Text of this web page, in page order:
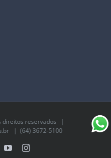
reservados |
| (64) 3672-5100
YouTubeInstagram